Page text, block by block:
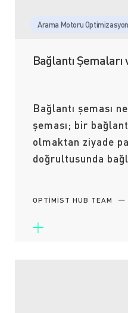
Arama Motoru
Bağlantı
Bağlantı şeması
şeması; bir
olmaktan ziyade
doğrultusunda
OPTIMIST HUB TEAM —